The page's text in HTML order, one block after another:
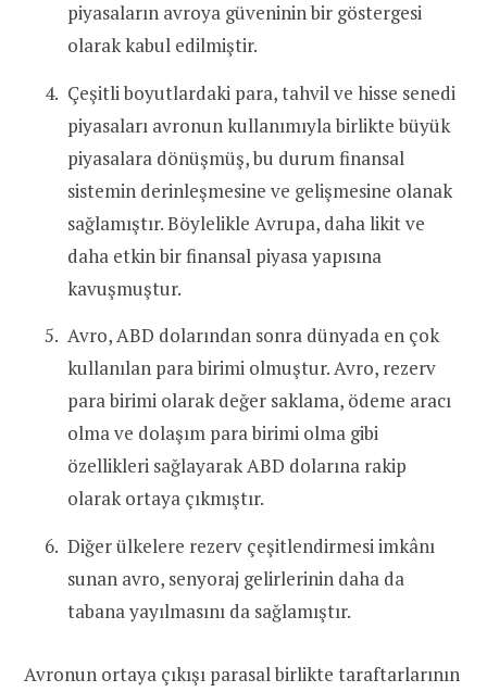
piyasaların avroya güveninin bir göstergesi
olarak kabul edilmiştir.
Çeşitli boyutlardaki para, tahvil ve hisse senedi
piyasaları avronun kullanımıyla birlikte büyük
piyasalara dönüşmüş, bu durum finansal
sistemin derinleşmesine ve gelişmesine olanak
sağlamıştır. Böylelikle Avrupa, daha likit ve
daha etkin bir finansal piyasa yapısına
kavuşmuştur.
Avro, ABD dolarından sonra dünyada en çok
kullanılan para birimi olmuştur. Avro, rezerv
para birimi olarak değer saklama, ödeme aracı
olma ve dolaşım para birimi olma gibi
özellikleri sağlayarak ABD dolarına rakip
olarak ortaya çıkmıştır.
Diğer ülkelere rezerv çeşitlendirmesi imkânı
sunan avro, senyoraj gelirlerinin daha da
tabana yayılmasını da sağlamıştır.
Avronun ortaya çıkışı parasal birlikte taraftarlarının